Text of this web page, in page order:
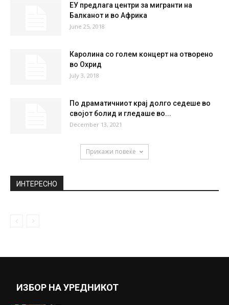
ЕУ предлага центри за мигранти на
Балканот и во Африка
June 25, 2018
Каролина со голем концерт на отворено
во Охрид
July 3, 2018
По драматичниот крај долго седеше во
својот болид и гледаше во...
December 13, 2021
Прикажи повеќе
ИНТЕРЕСНО
ИЗБОР НА УРЕДНИКОТ